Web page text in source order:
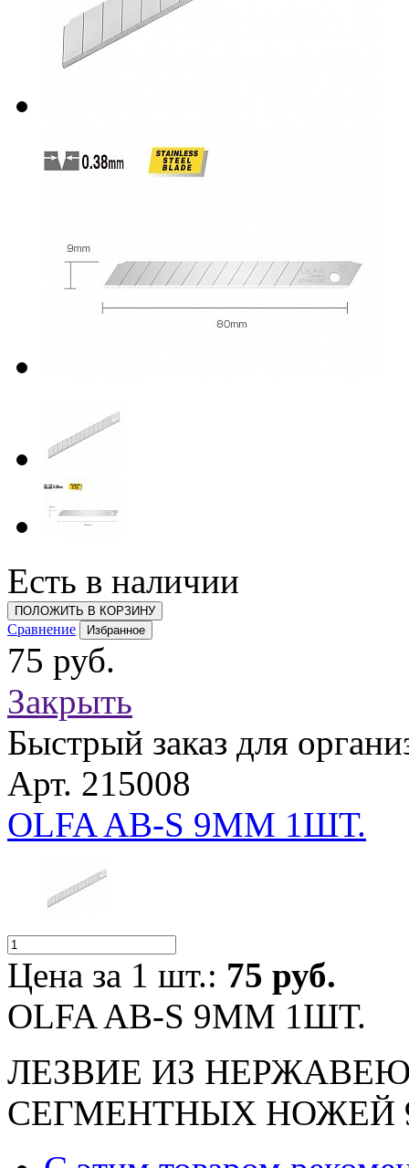
Есть в наличии
ПОЛОЖИТЬ В КОРЗИНУ
Сравнение Избранное
75 руб.
Закрыть
Быстрый заказ для
Арт. 215008
OLFA AB-S 9ММ 1ШТ.
Цена за 1 шт.: 75 руб.
OLFA AB-S 9ММ 1ШТ.
ЛЕЗВИЕ ИЗ
СЕГМЕНТНЫХ НОЖЕЙ